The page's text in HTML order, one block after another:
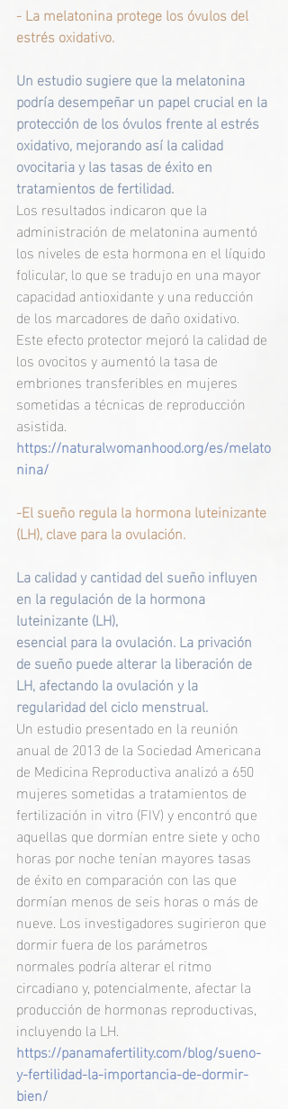
- La melatonina protege los óvulos del
estrés oxidativo.
Un estudio sugiere que la melatonina
podría desempeñar un papel crucial en la
protección de los óvulos frente al estrés
oxidativo, mejorando así la calidad
ovocitaria y las tasas de éxito en
tratamientos de fertilidad.
Los resultados indicaron que la
administración de melatonina aumentó
los niveles de esta hormona en el líquido
folicular, lo que se tradujo en una mayor
capacidad antioxidante y una reducción
de los marcadores de daño oxidativo.
Este efecto protector mejoró la calidad de
los ovocitos y aumentó la tasa de
embriones transferibles en mujeres
sometidas a técnicas de reproducción
asistida.
https://naturalwomanhood.org/es/melato
nina/
-El sueño regula la hormona luteinizante
(LH), clave para la ovulación.
La calidad y cantidad del sueño influyen
en la regulación de la hormona
luteinizante (LH),
esencial para la ovulación. La privación
de sueño puede alterar la liberación de
LH, afectando la ovulación y la
regularidad del ciclo menstrual.
Un estudio presentado en la reunión
anual de 2013 de la Sociedad Americana
de Medicina Reproductiva analizó a 650
mujeres sometidas a tratamientos de
fertilización in vitro (FIV) y encontró que
aquellas que dormían entre siete y ocho
horas por noche tenían mayores tasas
de éxito en comparación con las que
dormían menos de seis horas o más de
nueve. Los investigadores sugirieron que
dormir fuera de los parámetros
normales podría alterar el ritmo
circadiano y, potencialmente, afectar la
producción de hormonas reproductivas,
incluyendo la LH.
https://panamafertility.com/blog/sueno-
y-fertilidad-la-importancia-de-dormir-
bien/